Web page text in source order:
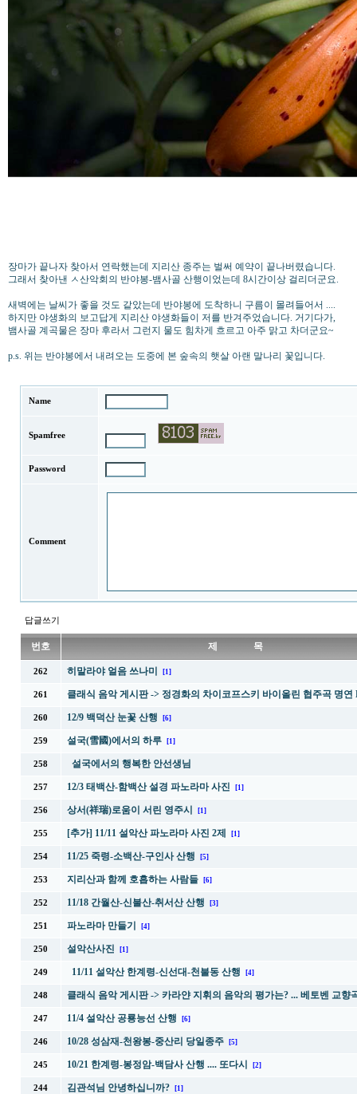
장마가 끝나자 찾아서 연락했는데 지리산 종주는 벌써 예약이 끝나버렸습니다.
그래서 찾아낸 ㅅ산악회의 반야봉-뱀사골 산행이었는데 8시간이상 걸리더군요.
새벽에는 날씨가 좋을 것도 같았는데 반야봉에 도착하니 구름이 몰려들어서 ....
하지만 야생화의 보고답게 지리산 야생화들이 저를 반겨주었습니다. 거기다가,
뱀사골 계곡물은 장마 후라서 그런지 물도 힘차게 흐르고 아주 맑고 차더군요~
p.s. 위는 반야봉에서 내려오는 도중에 본 숲속의 햇살 아랜 말나리 꽃입니다.
Name
Spamfree
Password
Comment
답글쓰기
번호 제 목
262 히말라야 얼음 쓰나미 [1]
261 클래식 음악 게시판 -> 정경화의 차이코프스키 바이올린 협주곡 명연
260 12/9 백덕산 눈꽃 산행 [6]
259 설국(雪國)에서의 하루 [1]
258 설국에서의 행복한 안선생님
257 12/3 태백산-함백산 설경 파노라마 사진 [1]
256 상서(祥瑞)로움이 서린 영주시 [1]
255 [추가] 11/11 설악산 파노라마 사진 2제 [1]
254 11/25 죽령-소백산-구인사 산행 [5]
253 지리산과 함께 호흡하는 사람들 [6]
252 11/18 간월산-신불산-취서산 산행 [3]
251 파노라마 만들기 [4]
250 설악산사진 [1]
249 11/11 설악산 한계령-신선대-천불동 산행 [4]
248 클래식 음악 게시판 ->카라얀 지휘의 음악의 평가는? ... 베토벤 교향
247 11/4 설악산 공룡능선 산행 [6]
246 10/28 성삼재-천왕봉-중산리 당일종주 [5]
245 10/21 한계령-봉정암-백담사 산행 .... 또다시 [2]
244 김관석님 안녕하십니까? [1]